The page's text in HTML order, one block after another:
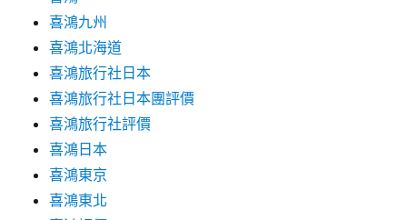
喜鴻九州
喜鴻北海道
喜鴻旅行社日本
喜鴻旅行社日本團評價
喜鴻旅行社評價
喜鴻日本
喜鴻東京
喜鴻東北